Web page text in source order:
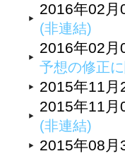
2016年02月
(非連結)
2016年02月
予想の修正
2015年11月
2015年11月
(非連結)
2015年08月